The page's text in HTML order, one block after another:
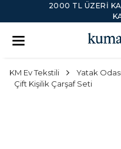
2000 TL ÜZERI
KM Ev Tekstili Yatak Odası
Çift Kişilik Çarşaf Seti